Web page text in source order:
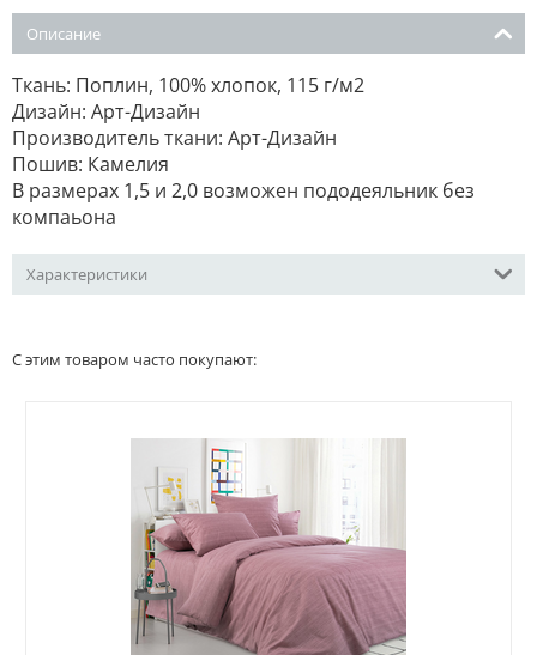
Описание
Ткань: Поплин, 100% хлопок, 115 г/м2
Дизайн: Арт-Дизайн
Производитель ткани: Арт-Дизайн
Пошив: Камелия
В размерах 1,5 и 2,0 возможен пододеяльник без
компаьона
Характеристики
С этим товаром часто покупают: